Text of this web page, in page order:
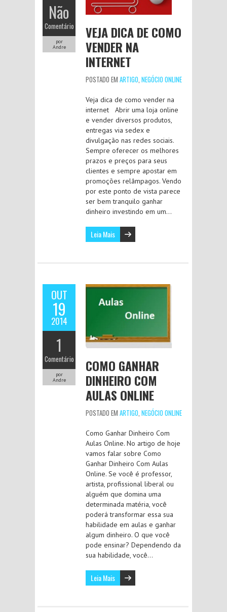
Não
Comentário
por
Andre
VEJA DICA DE COMO
VENDER NA
INTERNET
POSTADO EM ARTIGO, NEGÓCIO ONLINE
Veja dica de como vender na
internet Abrir uma loja online
e vender diversos produtos,
entregas via sedex e
divulgação nas redes sociais.
Sempre oferecer os melhores
prazos e preços para seus
clientes e sempre apostar em
promoções relâmpagos. Vendo
por este ponto de vista parece
ser bem tranquilo ganhar
dinheiro investindo em um…
Leia Mais
OUT
19
2014
1
Comentário
por
Andre
COMO GANHAR
DINHEIRO COM
AULAS ONLINE
POSTADO EM ARTIGO NEGÓCIO ONLINE
Como Ganhar Dinheiro Com
Aulas Online. No artigo de hoje
vamos falar sobre Como
Ganhar Dinheiro Com Aulas
Online. Se você é professor,
artista, profissional liberal ou
alguém que domina uma
determinada matéria, você
poderá transformar essa sua
habilidade em aulas e ganhar
algum dinheiro. O que você
pode ensinar? Dependendo da
sua habilidade, você…
Leia Mais